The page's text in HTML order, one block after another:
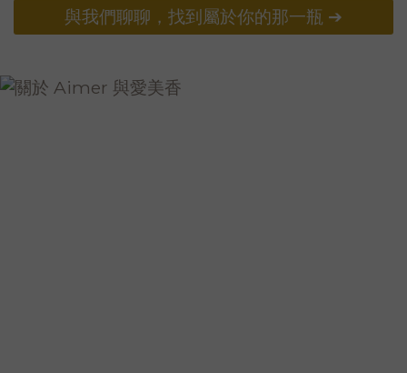
與我們聊聊，找到屬於你的那一瓶 ➔